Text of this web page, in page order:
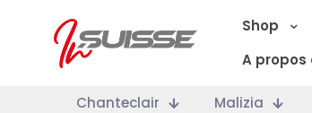
Shop
A propos
Chanteclair Malizia